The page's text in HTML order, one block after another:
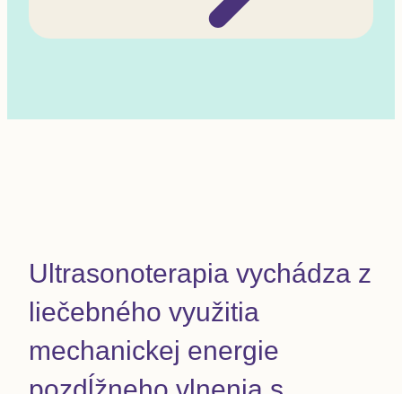
Ultrasonoterapia vychádza z
liečebného využitia
mechanickej energie